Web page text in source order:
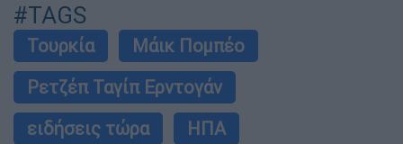
#TAGS
Τουρκία
Μάικ Πομπέο
Ρετζέπ Ταγίπ Ερντογάν
ειδήσεις τώρα
ΗΠΑ